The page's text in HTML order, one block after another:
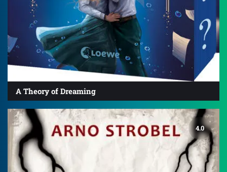
A Theory of Dreaming
4.0